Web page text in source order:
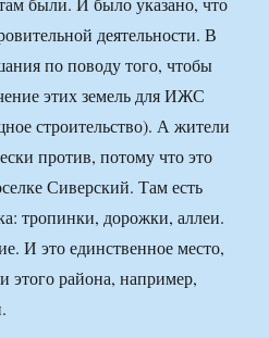
деятельности. В
по поводу того, чтобы
этих земель для ИЖС
строительство). А жители
против, потому что это
Сиверский. Там есть
тропинки, дорожки, аллеи.
И это единственное место,
этого района, например,